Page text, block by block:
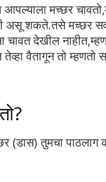
आपल्याला मच्छर
असू शकते.तसे मच्छर
चावत देखील
वैतागून तो म्हणतो
तुमचा पाठलाग